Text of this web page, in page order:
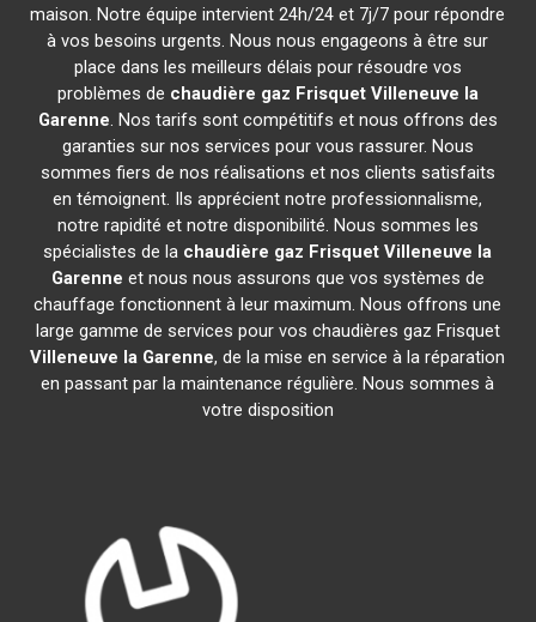
maison. Notre équipe intervient 24h/24 et 7j/7 pour répondre
à vos besoins urgents. Nous nous engageons à être sur
place dans les meilleurs délais pour résoudre vos
problèmes de chaudière gaz Frisquet Villeneuve la
Garenne. Nos tarifs sont compétitifs et nous offrons des
garanties sur nos services pour vous rassurer. Nous
sommes fiers de nos réalisations et nos clients satisfaits
en témoignent. Ils apprécient notre professionnalisme,
notre rapidité et notre disponibilité. Nous sommes les
spécialistes de la chaudière gaz Frisquet Villeneuve la
Garenne et nous nous assurons que vos systèmes de
chauffage fonctionnent à leur maximum. Nous offrons une
large gamme de services pour vos chaudières gaz Frisquet
Villeneuve la Garenne, de la mise en service à la réparation
en passant par la maintenance régulière. Nous sommes à
votre disposition